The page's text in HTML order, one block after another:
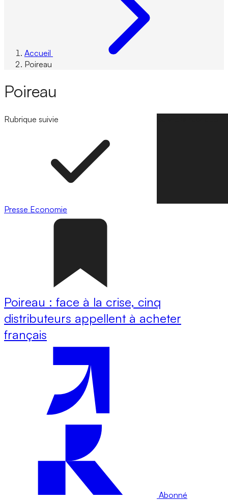
Accueil
Poireau
Poireau
Rubrique suivie
Presse Economie
Poireau : face à la crise, cinq
distributeurs appellent à acheter
français
Abonné